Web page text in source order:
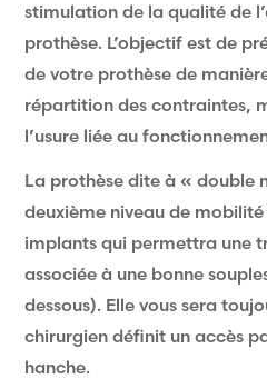
stimulation de la qualité de
prothèse. L’objectif est de
de votre prothèse de
répartition des contraintes,
l’usure liée au
La prothèse dite à « double
deuxième niveau de
implants qui permettra une
associée à une bonne
dessous). Elle vous sera
chirurgien définit un accès
hanche.